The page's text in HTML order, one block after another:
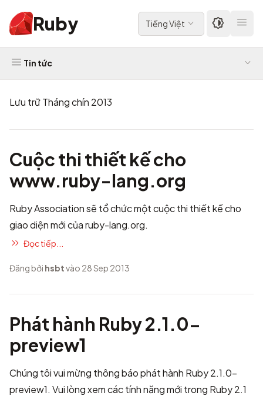
Ruby Tiếng Việt
Tin tức
Lưu trữ Tháng chín 2013
Cuộc thi thiết kế cho
www.ruby-lang.org
Ruby Association sẽ tổ chức một cuộc thi thiết kế cho
giao diện mới của ruby-lang.org.
Đọc tiếp...
Đăng bởi hsbtvào 28 Sep 2013
Phát hành Ruby 2.1.0-
preview1
Chúng tôi vui mừng thông báo phát hành Ruby 2.1.0-
preview1. Vui lòng xem các tính năng mới trong Ruby 2.1